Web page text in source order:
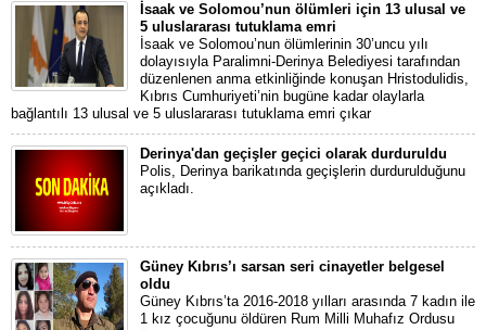
İsaak ve Solomou’nun ölümleri için 13 ulusal ve
5 uluslararası tutuklama emri
İsaak ve Solomou’nun ölümlerinin 30’uncu yılı
dolayısıyla Paralimni-Derinya Belediyesi tarafından
düzenlenen anma etkinliğinde konuşan Hristodulidis,
Kıbrıs Cumhuriyeti’nin bugüne kadar olaylarla
bağlantılı 13 ulusal ve 5 uluslararası tutuklama emri çıkar
Derinya'dan geçişler geçici olarak durduruldu
Polis, Derinya barikatında geçişlerin durdurulduğunu
açıkladı.
Güney Kıbrıs’ı sarsan seri cinayetler belgesel
oldu
Güney Kıbrıs’ta 2016-2018 yılları arasında 7 kadın ile
1 kız çocuğunu öldüren Rum Milli Muhafız Ordusu